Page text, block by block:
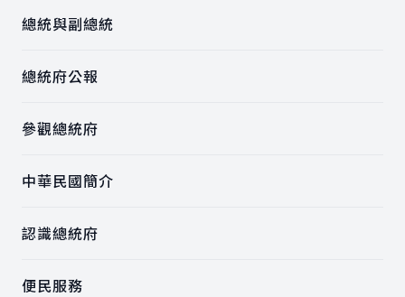
總統與副總統
總統府公報
參觀總統府
中華民國簡介
認識總統府
便民服務